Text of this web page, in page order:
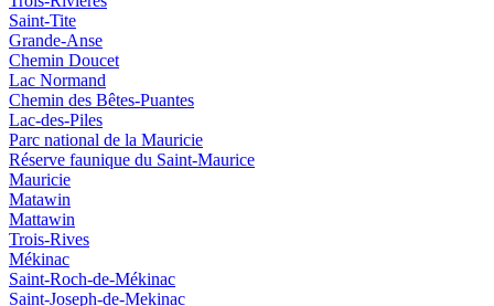
Saint-Tite
Grande-Anse
Chemin Doucet
Lac Normand
Chemin des Bêtes-Puantes
Lac-des-Piles
Parc national de la Mauricie
Réserve faunique du Saint‑Maurice
Mauricie
Matawin
Mattawin
Trois-Rives
Mékinac
Saint-Roch-de-Mékinac
Saint-Joseph-de-Mekinac